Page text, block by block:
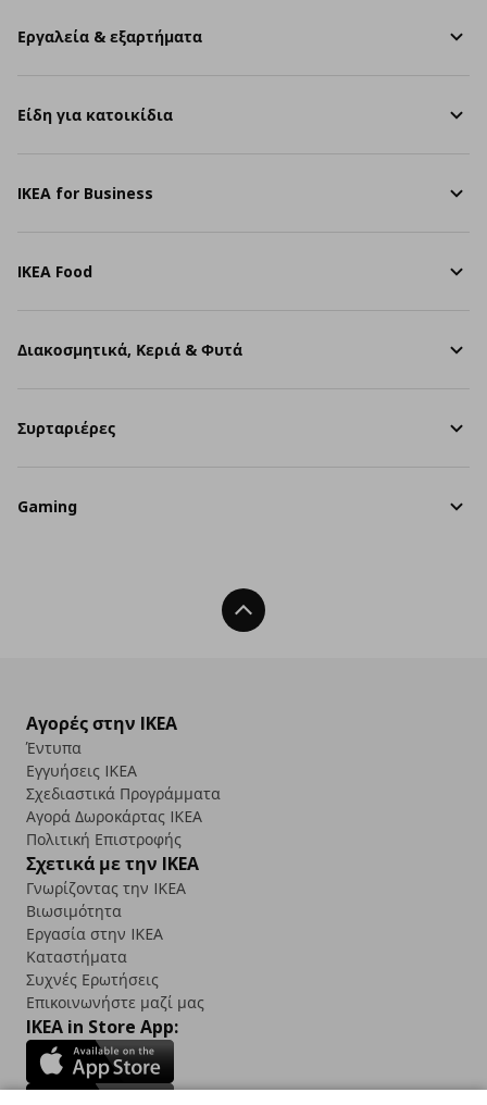
Εργαλεία & εξαρτήματα
Είδη για κατοικίδια
IKEA for Business
IKEA Food
Διακοσμητικά, Κεριά & Φυτά
Συρταριέρες
Gaming
Back To Top
Αγορές στην IKEA
Έντυπα
Εγγυήσεις IKEA
Σχεδιαστικά Προγράμματα
Αγορά Δωρoκάρτας IKEA
Πολιτική Επιστροφής
Σχετικά με την IKEA
Γνωρίζοντας την IKEA
Βιωσιμότητα
Εργασία στην IKEA
Καταστήματα
Συχνές Ερωτήσεις
Επικοινωνήστε μαζί μας
IKEA in Store App: